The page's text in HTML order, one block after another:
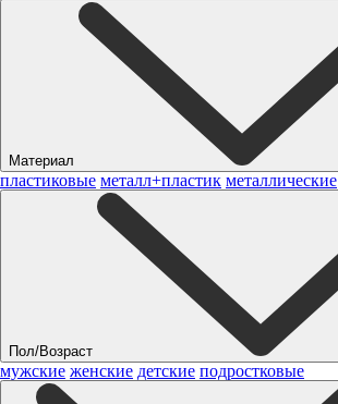
Материал
пластиковые металл+пластик металлические
Пол/Возраст
мужские женские детские подростковые